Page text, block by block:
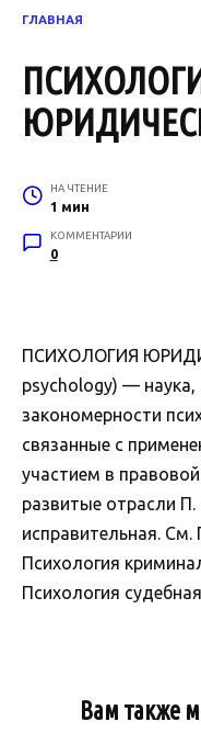
ГЛАВНАЯ
НА ЧТЕНИЕ
1 мин
КОММЕНТАРИИ
0
ПСИХОЛОГИЯ
psychology) —
закономерности
связанные с
участием в
развитые отрасли
исправительная. См.
Психология
Психология
Вам также